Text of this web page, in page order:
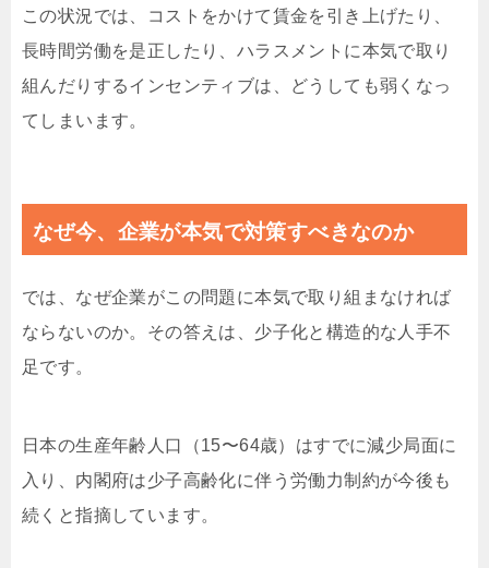
この状況では、コストをかけて賃金を引き上げたり、
長時間労働を是正したり、ハラスメントに本気で取り
組んだりするインセンティブは、どうしても弱くなっ
てしまいます。
なぜ今、企業が本気で対策すべきなのか
では、なぜ企業がこの問題に本気で取り組まなければ
ならないのか。その答えは、少子化と構造的な人手不
足です。
日本の生産年齢人口（15〜64歳）はすでに減少局面に
入り、内閣府は少子高齢化に伴う労働力制約が今後も
続くと指摘しています。